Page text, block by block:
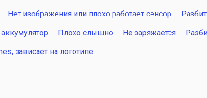
Нет изображения или плохо работает сенсор
Плохо слышно Не заряжается
зависает на логотипе